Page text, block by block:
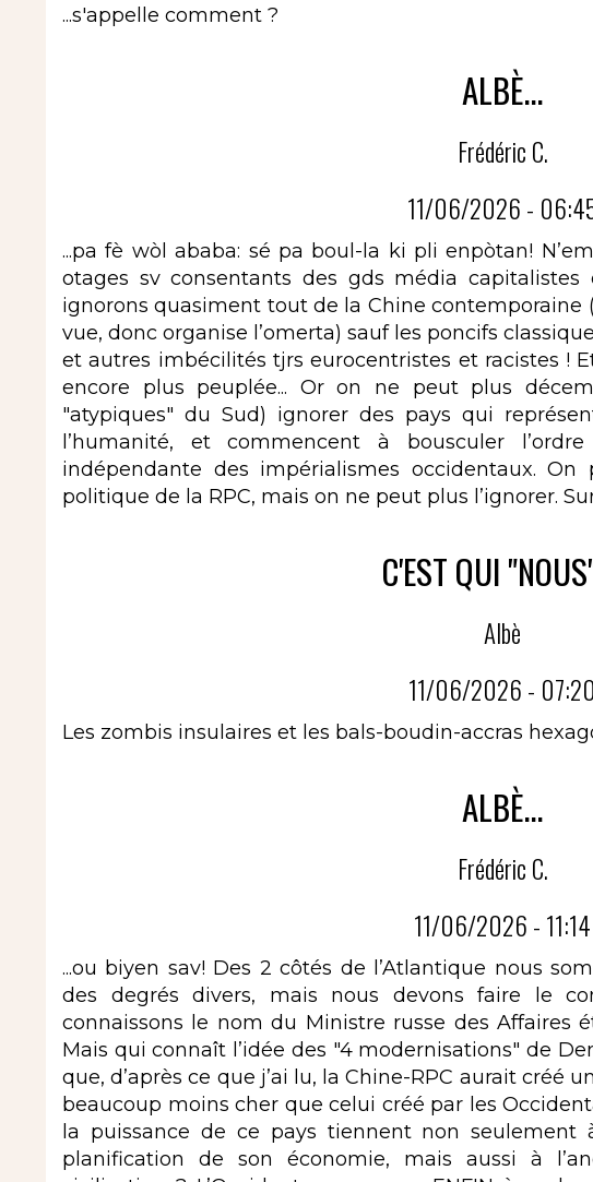
...s'appelle comment ?
ALBÈ...
Frédéric C.
11/06/2026 -
...pa fè wòl ababa: sé pa boul-la ki pli enpòtan!
otages sv consentants des gds média capitalistes
ignorons quasiment tout de la Chine contemporaine
vue, donc organise l’omerta) sauf les poncifs
et autres imbécilités tjrs eurocentristes et racistes !
encore plus peuplée... Or on ne peut plus
"atypiques" du Sud) ignorer des pays qui
l’humanité, et commencent à bousculer
indépendante des impérialismes occidentaux.
politique de la RPC, mais on ne peut plus l’ignorer.
C'EST QUI
Albè
11/06/2026 - 07:20
Les zombis insulaires et les bals-boudin-accras
ALBÈ...
Frédéric C.
11/06/2026 - 11:14
...ou biyen sav! Des 2 côtés de l’Atlantique nous
des degrés divers, mais nous devons faire le
connaissons le nom du Ministre russe des Affaires
Mais qui connaît l’idée des "4 modernisations" de
que, d’après ce que j’ai lu, la Chine-RPC aurait créé
beaucoup moins cher que celui créé par les
la puissance de ce pays tiennent non
planification de son économie, mais aussi à